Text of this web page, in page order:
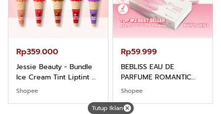
Rp359.000
Jessie Beauty - Bundle
Ice Cream Tint Liptint All
Variant
Shopee
Rp59.999
BEBLISS EAU DE
PARFUME ROMANTIC
SERIES BUY 1 GET 3PCS
PARFUM SHIMMER SPRAY
UNISEX PREMIUM TAHAN
Shopee
Tutup Iklan